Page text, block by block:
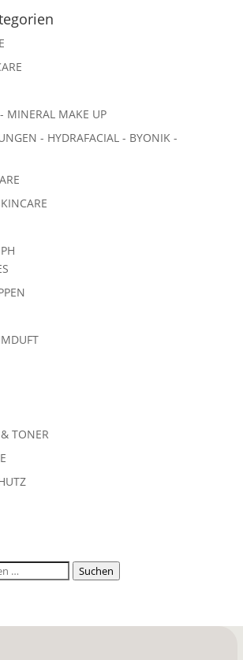
MINERAL MAKE UP
- HYDRAFACIAL - BYONIK -
TONER
Suchen